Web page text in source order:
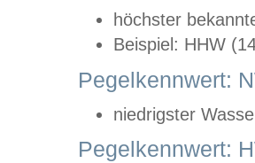
höchster
Beispiel: HHW
Pegelkennwert:
niedrigster
Pegelkennwert: